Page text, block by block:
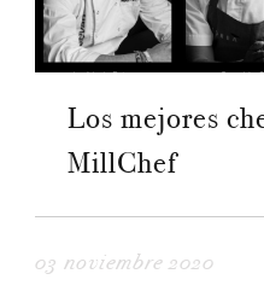
Los mejores
MillChef
03 noviembre 2020